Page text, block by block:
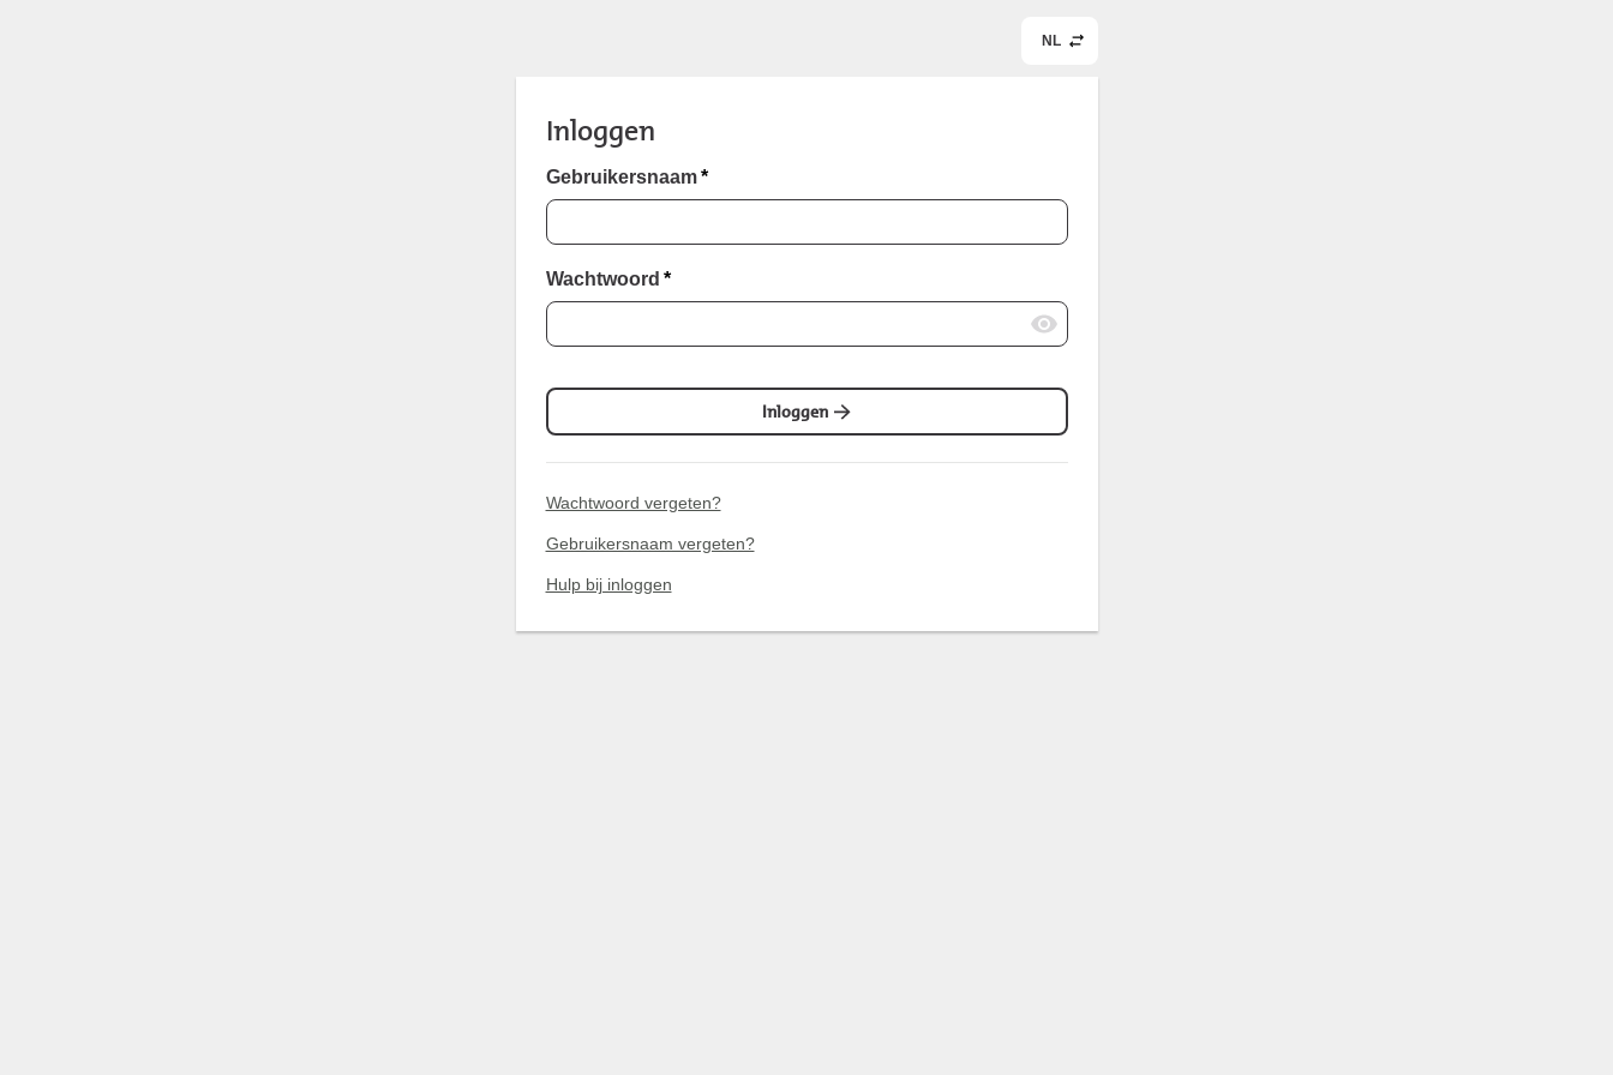
NL
Inloggen
Gebruikersnaam *
Wachtwoord *
Inloggen
Wachtwoord vergeten?
Gebruikersnaam vergeten?
Hulp bij inloggen